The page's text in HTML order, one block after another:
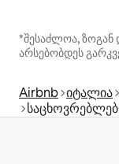
*შესაძლოა, ზოგან
არსებობდეს
Airbnb იტალია